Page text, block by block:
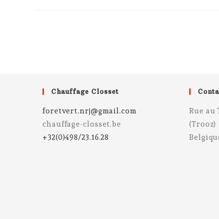
Chauffage Closset
foretvert.nrj@gmail.com
chauffage-closset.be
+32(0)498/23.16.28
Rue au
(Trooz)